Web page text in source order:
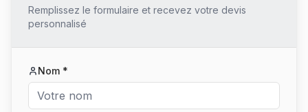
Remplissez le formulaire et recevez votre devis
personnalisé
Nom *